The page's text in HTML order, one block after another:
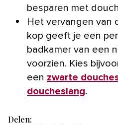
besparen met
Het vervangen van
kop geeft je een
badkamer van een
voorzien. Kies
een zwarte
doucheslang.
Delen: